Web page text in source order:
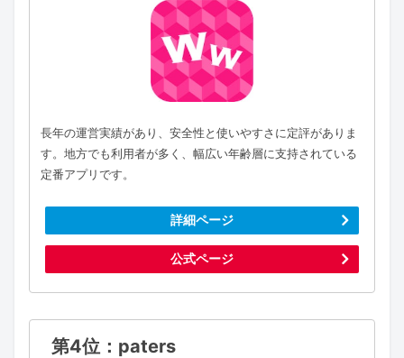
長年の運営実績があり、安全性と使いやすさに定評がありま
す。地方でも利用者が多く、幅広い年齢層に支持されている
定番アプリです。
詳細ページ
公式ページ
第4位：paters